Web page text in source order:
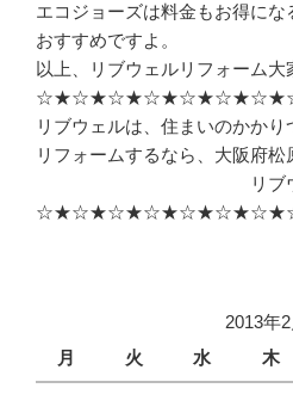
エコジョーズは料金もお得にな
おすすめですよ。
以上、リブウェルリフォーム大
リブウェルは、住まいのかか
リフォームするなら、大阪府
リブウェルリ
2013年2
月
火 水 木